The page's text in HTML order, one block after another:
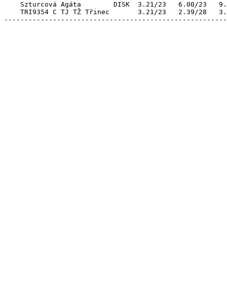
Szturcová Agáta        DISK  3.21/23   6.00/23
TRI9354 C TJ TŽ Třinec       3.21/23   2.39/28